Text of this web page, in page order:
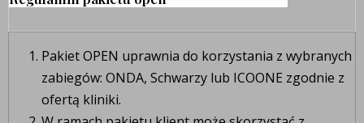
Pakiet OPEN uprawnia do korzystania z wybranych
zabiegów: ONDA, Schwarzy lub ICOONE zgodnie z
ofertą kliniki.